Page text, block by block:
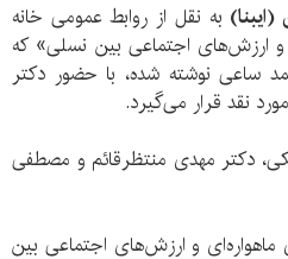
به نقل از روابط عمومی خانه
و ارزش‌های اجتماعی بین نسلی» که
ساعی نوشته شده، با حضور دکتر
نقد قرار می‌گیرد.
دکتر مهدی منتظرقائم و مصطفی
و ارزش‌های اجتماعی بین